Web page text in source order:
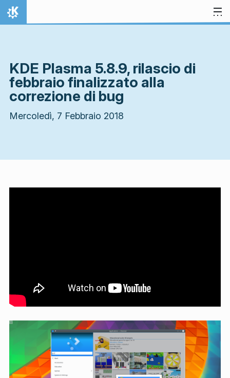
Passa al contenuto
Pagina iniziale
KDE Plasma 5.8.9, rilascio di
febbraio finalizzato alla
correzione di bug
Mercoledì, 7 Febbraio 2018